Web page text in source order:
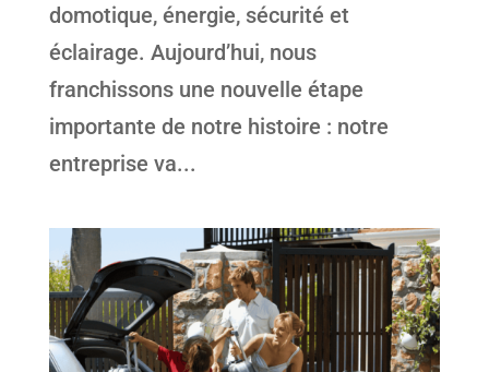
domotique, énergie, sécurité et
éclairage. Aujourd’hui, nous
franchissons une nouvelle étape
importante de notre histoire : notre
entreprise va...